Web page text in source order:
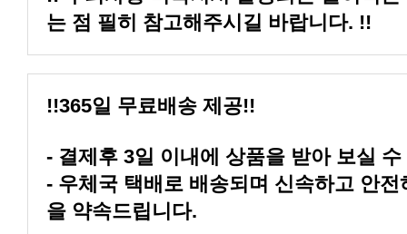
는 점 필히 참고해주시길 바랍니다. !!
!!365일 무료배송 제공!!
- 결제후 3일 이내에 상품을 받아 보실
을 약속드립니다.